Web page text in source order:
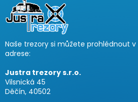
e
Naše trezory si můžete prohlédnout
adrese:
Justra trezory s.r.o.
Vilsnická 45
Děčín, 40502